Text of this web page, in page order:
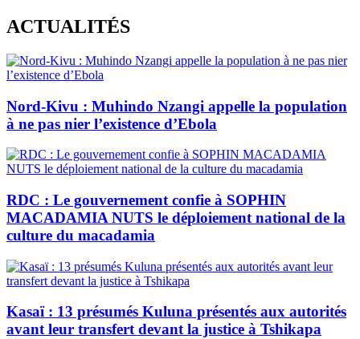
Skip
to
content
ACTUALITÉS
Nord-Kivu : Muhindo Nzangi appelle la population
à ne pas nier l’existence d’Ebola
RDC : Le gouvernement confie à SOPHIN
MACADAMIA NUTS le déploiement national de la
culture du macadamia
Kasaï : 13 présumés Kuluna présentés aux autorités
avant leur transfert devant la justice à Tshikapa